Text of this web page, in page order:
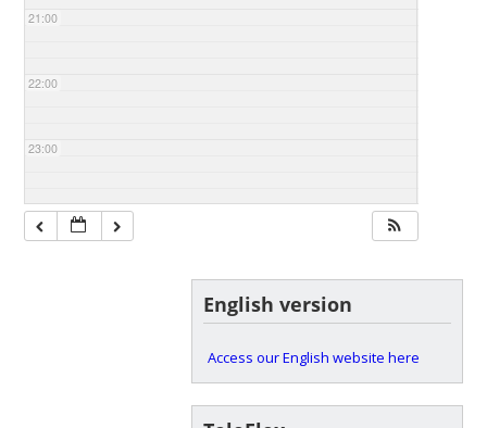
21:00
22:00
23:00
English version
Access our English website here